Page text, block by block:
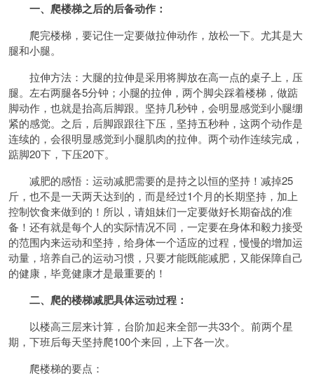
一、爬楼梯之后的后备动作：
爬完楼梯，要记住一定要做拉伸动作，放松一下。尤其是大
腿和小腿。
拉伸方法：大腿的拉伸是采用将脚放在高一点的桌子上，压
腿。左右两腿各5分钟；小腿的拉伸，两个脚尖踩着楼梯，做踮
脚动作，也就是抬高后脚跟。坚持几秒钟，会明显感觉到小腿绷
紧的感觉。之后，后脚跟跟往下压，坚持五秒种，这两个动作是
连续的，会很明显感觉到小腿肌肉的拉伸。两个动作连续完成，
踮脚20下，下压20下。
减肥的感悟：运动减肥需要的是持之以恒的坚持！减掉25
斤，也不是一天两天达到的，而是经过1个月的长期坚持，加上
控制饮食来做到的！所以，请姐妹们一定要做好长期奋战的准
备！还有就是每个人的实际情况不同，一定要在身体和毅力接受
的范围内来运动和坚持，给身体一个适应的过程，慢慢的增加运
动量，培养自己的运动习惯，只要才能既能减肥，又能保障自己
的健康，毕竟健康才是最重要的！
二、爬的楼梯减肥具体运动过程：
以楼高三层来计算，台阶加起来全部一共33个。前两个星
期，下班后每天坚持爬100个来回，上下各一次。
爬楼梯的要点：